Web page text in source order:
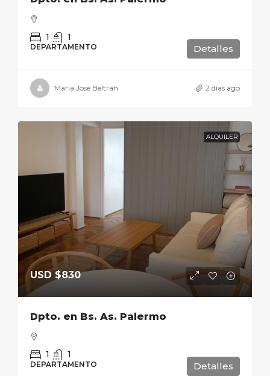
1 1
DEPARTAMENTO Detalles
Maria Jose Beltran 2 días ago
ALQUILER
USD $830
Dpto. en Bs. As. Palermo
1 1
DEPARTAMENTO Detalles